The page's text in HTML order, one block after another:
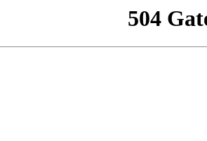
504